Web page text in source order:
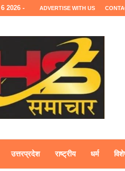
2026 - ADVERTISE WITH US
उत्तरप्रदेश राष्ट्रीय धर्म